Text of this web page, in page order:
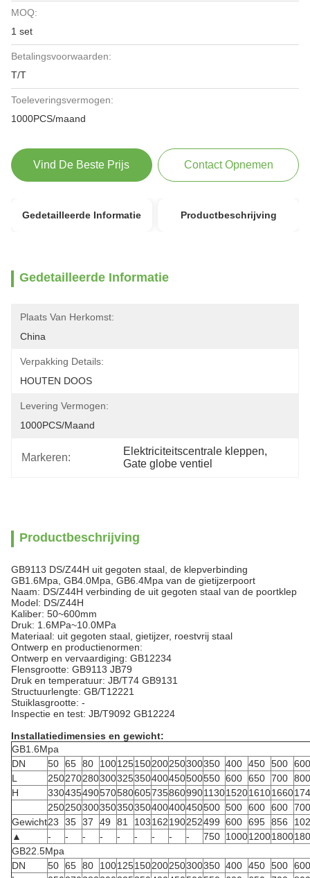
MOQ:
1 set
Betalingsvoorwaarden:
T/T
Toeleveringsvermogen:
1000PCS/maand
Vind De Beste Prijs Contact Opnemen
Gedetailleerde Informatie Productbeschrijving
Gedetailleerde Informatie
Plaats Van Herkomst:
China
Verpakking Details:
HOUTEN DOOS
Levering Vermogen:
1000PCS/maand
Markeren:
Elektriciteitscentrale kleppen,
Gate globe ventiel
Productbeschrijving
GB9113 DS/Z44H uit gegoten staal, de klepverbinding
GB1.6Mpa, GB4.0Mpa, GB6.4Mpa van de gietijzerpoort
Naam: DS/Z44H verbinding de uit gegoten staal van de poortklep
Model: DS/Z44H
Kaliber: 50~600mm
Druk: 1.6MPa~10.0MPa
Materiaal: uit gegoten staal, gietijzer, roestvrij staal
Ontwerp en productienormen:
Ontwerp en vervaardiging: GB12234
Flensgrootte: GB9113 JB79
Druk en temperatuur: JB/T74 GB9131
Structuurlengte: GB/T12221
Stuiklasgrootte: -
Inspectie en test: JB/T9092 GB12224
Installatiedimensies en gewicht:
GB1.6Mpa
DN
50 65 80 100125150200250300350 400 450 500 600
L
250270280300325350400450500550 600 650 700 800
H
3304354905705806057358609901130152016101660
250250300350350350400400450500 500 600 600 700
Gewicht23 35 37 49 81 103162190252499 600 695 856
▲
- - - - - - - - - 750 100012001800
GB22.5Mpa
DN
50 65 80 100125150200250300350 400 450 500 600